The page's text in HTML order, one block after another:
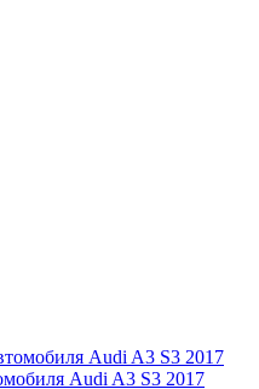
Audi A3 S3 2017